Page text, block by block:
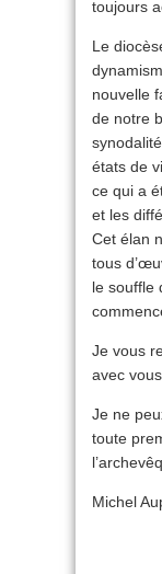
toujours
Le
nouvelle
de notre
états de
ce qui a
et les
Cet élan
tous
le souffle
Je vous
avec
Je ne
toute
Michel